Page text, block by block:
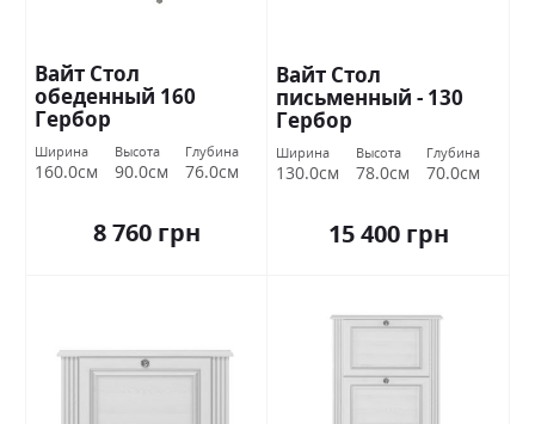
Вайт Стол
обеденный 160
Гербор
Ширина
160.0см
Высота
90.0см
Глубина
76.0см
8 760 грн
Вайт Стол
письменный - 130
Гербор
Ширина
130.0см
Высота
78.0см
Глубина
70.0см
15 400 грн